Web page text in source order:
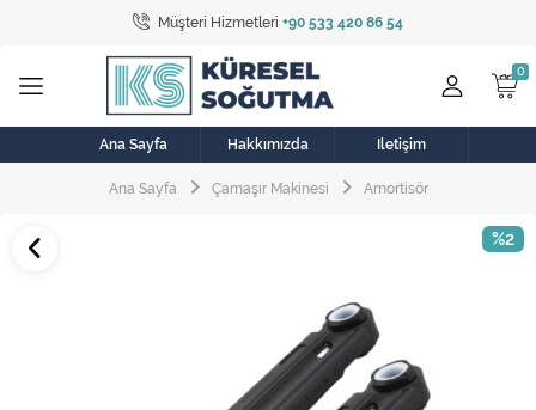
Müşteri Hizmetleri +90 533 420 86 54
Tüm Kategoriler
Bulaşık Makinesi
Buzdolabı
Çamaşır Kurutma Makinesi
Elektrikli Aksamlar
Elektrikli Süpürge
Ana Sayfa Hakkımızda İletişim
Ana Sayfa Çamaşır Makinesi Amortisör
%2